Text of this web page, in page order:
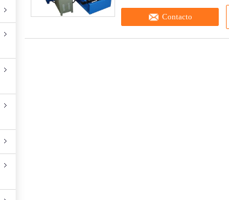
Contacto